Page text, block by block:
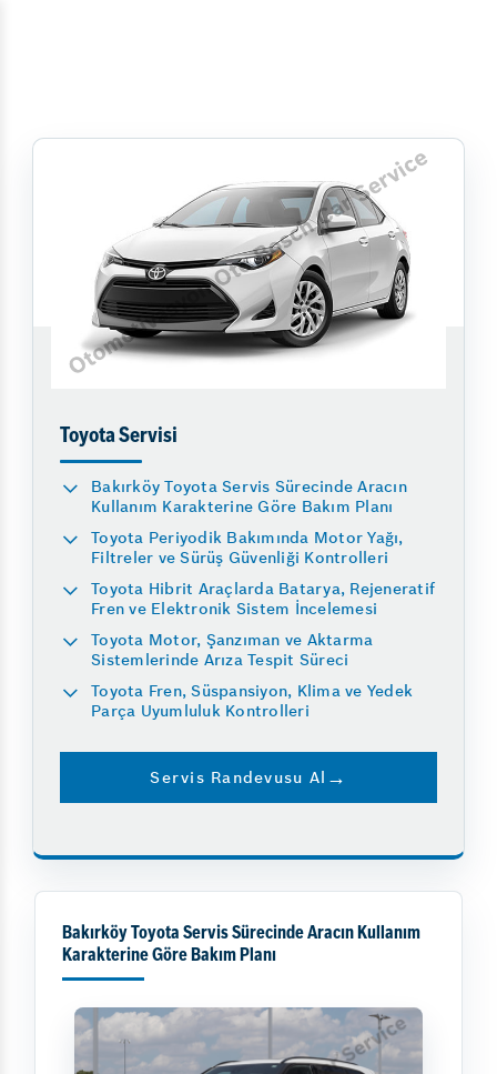
Toyota Servisi
Bakırköy Toyota Servis Sürecinde Aracın
Kullanım Karakterine Göre Bakım Planı
Toyota Periyodik Bakımında Motor Yağı,
Filtreler ve Sürüş Güvenliği Kontrolleri
Toyota Hibrit Araçlarda Batarya, Rejeneratif
Fren ve Elektronik Sistem İncelemesi
Toyota Motor, Şanzıman ve Aktarma
Sistemlerinde Arıza Tespit Süreci
Toyota Fren, Süspansiyon, Klima ve Yedek
Parça Uyumluluk Kontrolleri
Servis Randevusu Al
Bakırköy Toyota Servis Sürecinde Aracın Kullanım
Karakterine Göre Bakım Planı